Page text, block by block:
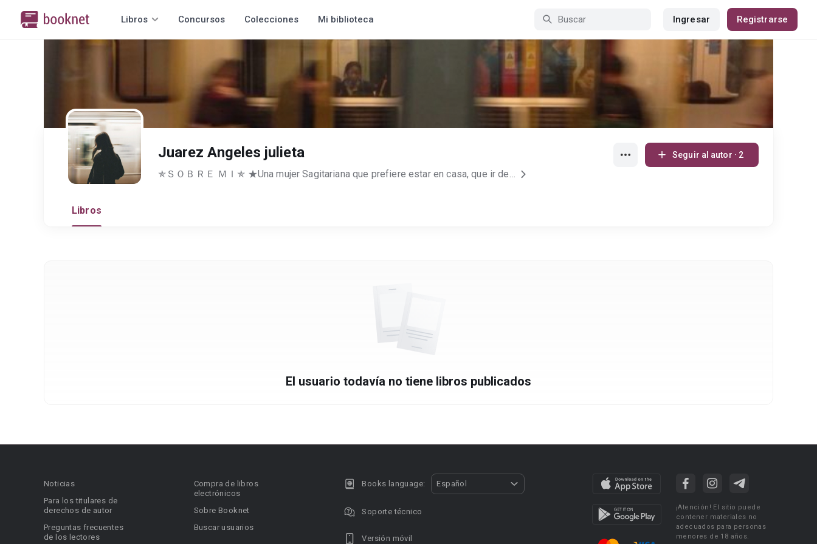
Libros Concursos Colecciones Mi biblioteca Ingresar Registrarse
Juarez Angeles julieta
✯ＳＯＢＲＥ ＭＩ✯ ★Una mujer Sagitariana que prefiere estar en casa, que ir de fiesta. ★Sencilla, divertida y creativa. ★ Una Adolescente frustrada por su futuro, pero sigamos dando paso por paso. ★Soy una persona igual que todos ustedes o mejor dicho, fueron o serán lo que soy ahora. Una persona, que con 18 años aún no llega a conocerse del todo, aún no llega a aceptarse a si misma. Siempre se plantea su futuro y termina estresándose demasiado. Soy de esas chicas que un día se sienten la más linda de todas y en cuestión de segundos solo cambio de opinión. Llena de inseguridades y defectos que odio sentir. ?¿Todos somos perfectos? ?¿Llegamos a amarnos completamente algún día? ?¿Existirá el amor perfecto como en los cuentos de hadas?... ★Desde que cumplí los 15 supe que nadie es perfecto, que todos tenemos esa parte que alguien puede detestar o querer con locura. Y aunque aveces no me lo ponga a pensar, soy mas segura de mi misma y estoy logrando cosas que jamas pensé que lograría hacer. ♛ＢＩＥＮＶＥＮＩＤＯＳ♛ ★Bienvenidos a tu locura romántica, porque aquí, no se imaginan mis historias. Se viven y sueñan cosas que la gente nunca tendrá la oportunidad de volver a vivir, ya que los lectores viven miles de vidas y tu eres una de esas personas.★
Seguir al autor · 2
Libros
El usuario todavía no tiene libros publicados
Noticias
Para los titulares de
derechos de autor
Preguntas frecuentes
de los lectores
Compra de libros
electrónicos
Sobre Booknet
Buscar usuarios
Books language: Español
Soporte técnico
Versión móvil
¡Atención! El sitio puede
contener materiales no
adecuados para personas
menores de 18 años.